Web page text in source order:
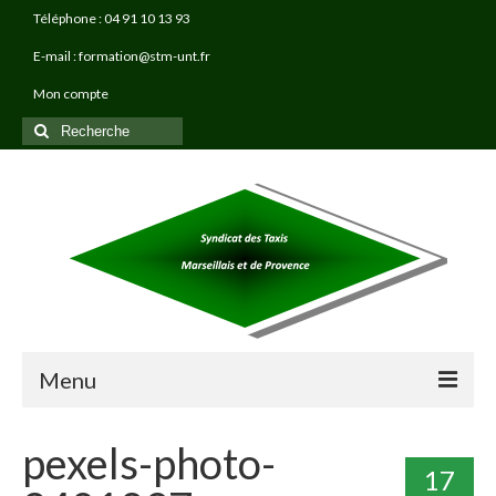
Téléphone : 04 91 10 13 93
E-mail : formation@stm-unt.fr
Mon compte
Rechercher
:
Menu
TAXI PRO FORMATIONS 17
pexels-photo-